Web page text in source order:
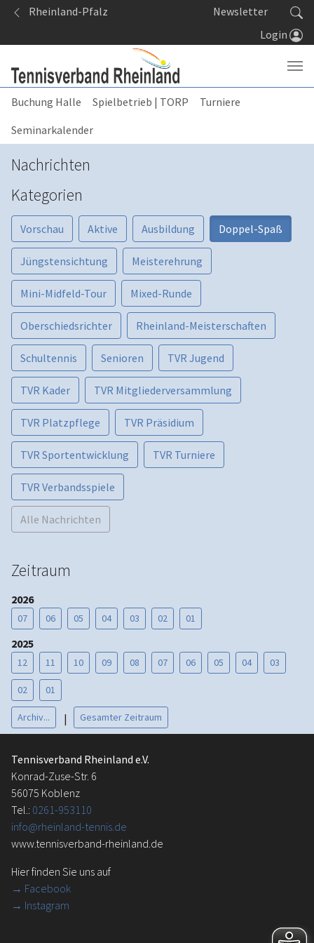
Springe zum Seiteninhalt
Rheinland-Pfalz
Newsletter
Login
Buchung Halle Spielbetrieb | TORP
Turniere
Seminarkalender
Nachrichten
Kategorien
Vorschau Aktive Ausbildung Doppel-Spaß
Jüngstensichtung Meisterehrung
Mini-Midfeld-Tour Mixed-Runde
Oberschiedsrichter Rheinland-Meisterschaften
Schultennis Senioren TVR Jugend
TVR Kader TVR Mitgliederversammlung
TVR Platzpflege TVR Präsidium
TVR Sportentwicklung TVR Turniere
TVR Verbandsspiele
Alle Nachrichten
Zeitraum
2026
07 06 05 04 03 02 01
2025
12 11 10 09 08 07 06 05 04 03
02 01
Archiv... | Gesamter Zeitraum
Tennisverband Rheinland e.V.
Konrad-Zuse-Str. 6
56075 Koblenz
Tel.: 0261-953110
info@rheinland-tennis.de
www.tennisverband-rheinland.de
Hier finden Sie uns auf
→ Facebook
→ Instagram